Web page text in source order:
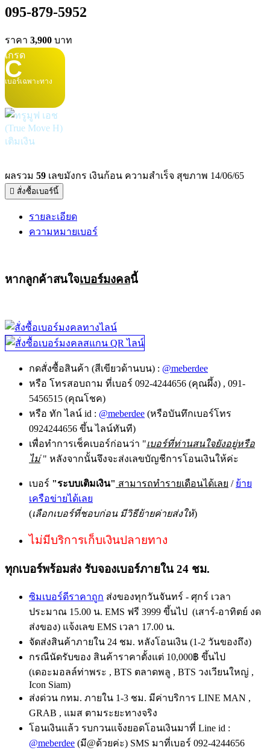
095-879-5952
ราคา 3,900 บาท
เกรด
C
เบอร์เฉพาะทาง
เติมเงิน
ผลรวม 59 เลขมังกร เงินก้อน ความสำเร็จ สุขภาพ 14/06/65
สั่งซื้อเบอร์นี้
รายละเอียด
ความหมายเบอร์
หากลูกค้าสนใจเบอร์มงคลนี้
กดสั่งซื้อสินค้า (สีเขียวด้านบน) : @meberdee
หรือ โทรสอบถาม ที่เบอร์ 092-4244656 (คุณผึ้ง) , 091-
5456515 (คุณโชค)
หรือ ทัก ไลน์ id : @meberdee (หรือบันทึกเบอร์โทร
0924244656 ขึ้น ไลน์ทันที)
เพื่อทำการเช็คเบอร์ก่อนว่า "เบอร์ที่ท่านสนใจยังอยู่หรือ
ไม่" หลังจากนั้นจึงจะส่งเลขบัญชีการโอนเงินให้ค่ะ
เบอร์ "ระบบเติมเงิน" สามารถทำรายเดือนได้เลย / ย้าย
เครือข่ายได้เลย
(เลือกเบอร์ที่ชอบก่อน มีวิธีย้ายค่ายส่งให้)
ไม่มีบริการเก็บเงินปลายทาง
ทุกเบอร์พร้อมส่ง รับจองเบอร์ภายใน 24 ชม.
ซิมเบอร์ดีราคาถูก ส่งของทุกวันจันทร์ - ศุกร์ เวลา
ประมาณ 15.00 น. EMS ฟรี 3999 ขึ้นไป (เสาร์-อาทิตย์ งด
ส่งของ) แจ้งเลข EMS เวลา 17.00 น.
จัดส่งสินค้าภายใน 24 ชม. หลังโอนเงิน (1-2 วันของถึง)
กรณีนัดรับของ สินค้าราคาตั้งแต่ 10,000฿ ขึ้นไป
(เดอะมอลล์ท่าพระ , BTS ตลาดพลู , BTS วงเวียนใหญ่ ,
Icon Siam)
ส่งด่วน กทม. ภายใน 1-3 ชม. มีค่าบริการ LINE MAN ,
GRAB , แมส ตามระยะทางจริง
โอนเงินแล้ว รบกวนแจ้งยอดโอนเงินมาที่ Line id :
@meberdee (มี@ด้วยค่ะ) SMS มาที่เบอร์ 092-4244656